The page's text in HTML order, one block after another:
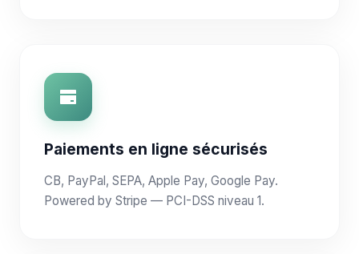
Paiements en ligne sécurisés
CB, PayPal, SEPA, Apple Pay, Google Pay.
Powered by Stripe — PCI-DSS niveau 1.